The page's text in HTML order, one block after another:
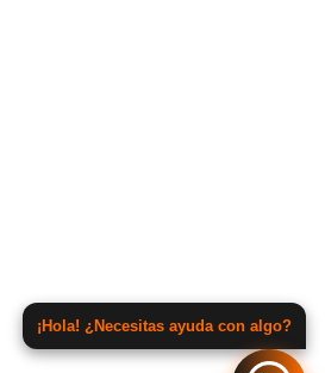
¡Hola! ¿Necesitas ayuda con algo?